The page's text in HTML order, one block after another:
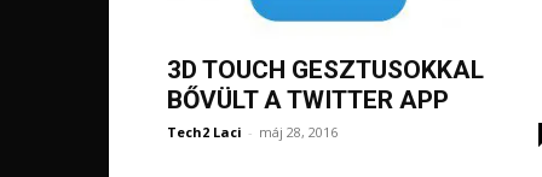
3D TOUCH GESZTUSOKKAL
BŐVÜLT A TWITTER APP
Tech2 Laci - máj 28, 2016